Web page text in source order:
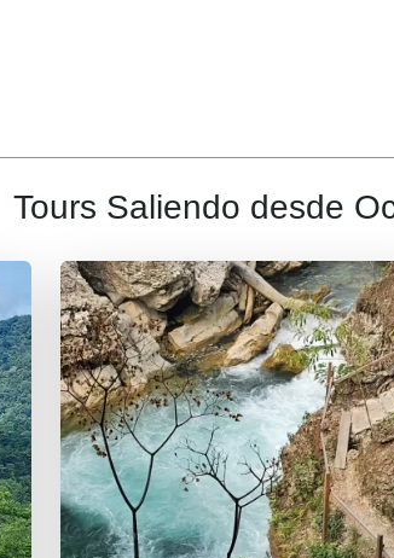
Tours Saliendo desde